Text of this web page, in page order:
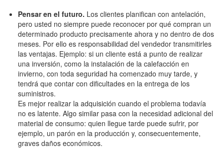
Pensar en el futuro. Los clientes planifican con antelación,
pero usted no siempre puede reconocer por qué compran un
determinado producto precisamente ahora y no dentro de dos
meses. Por ello es responsabilidad del vendedor transmitirles
las ventajas. Ejemplo: si un cliente está a punto de realizar
una inversión, como la instalación de la calefacción en
invierno, con toda seguridad ha comenzado muy tarde, y
tendrá que contar con dificultades en la entrega de los
suministros.
Es mejor realizar la adquisición cuando el problema todavía
no es latente. Algo similar pasa con la necesidad adicional del
material de consumo: quien llegue tarde puede sufrir, por
ejemplo, un parón en la producción y, consecuentemente,
graves daños económicos.